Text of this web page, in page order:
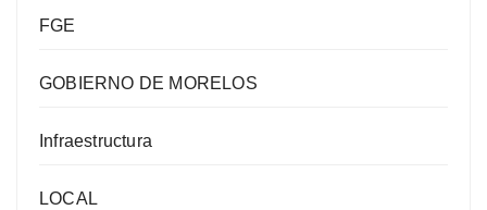
FGE
GOBIERNO DE MORELOS
Infraestructura
LOCAL